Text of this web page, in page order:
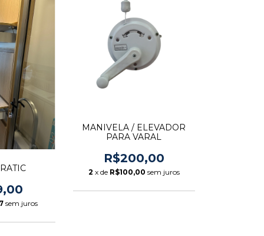
sem juros
MANIVELA / ELEVADOR
PARA VARAL
R$200,00
2 x de R$100,00 sem juros